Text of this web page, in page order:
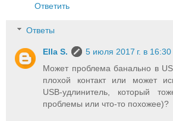
Ответить
Ответы
Ella S.
5 июля 2017 г. в 16:30
Может проблема банально в
плохой контакт или может
USB-удлинитель, который
проблемы или что-то похожее)?